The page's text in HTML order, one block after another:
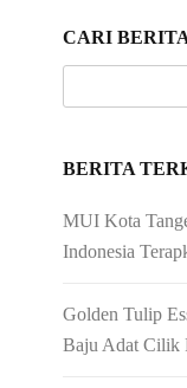
CARI
BERITA
MUI Kota
Indonesia
Golden Tulip
Baju Adat Cilik